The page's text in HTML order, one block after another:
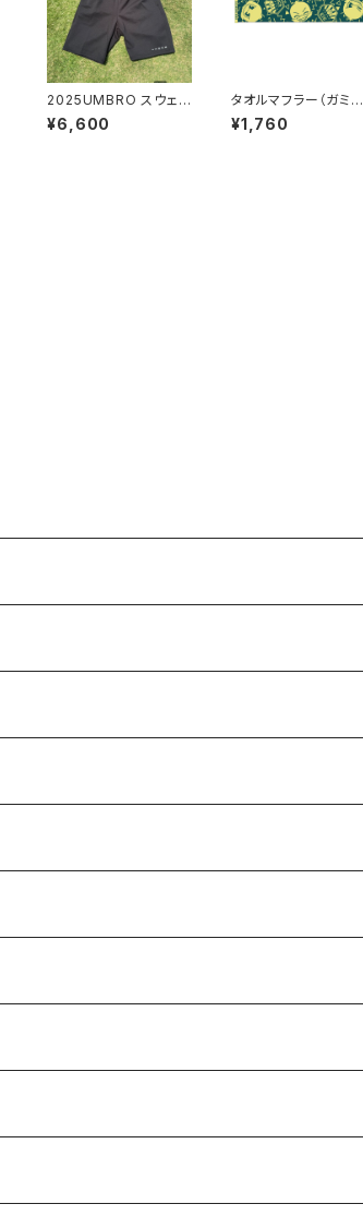
2025UMBRO スウェ
ジャーハーフパンツ
¥6,600
タオルマフラー（ガミテ
ィ）
¥1,760